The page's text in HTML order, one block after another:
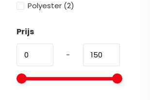
Polyester (2)
Prijs
-